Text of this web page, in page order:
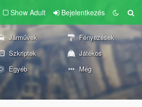
Show Adult Bejelentkezés
Járművek
Fényezések
Szkriptek
Játékos
Egyéb Még